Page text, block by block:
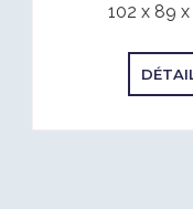
102 x 89